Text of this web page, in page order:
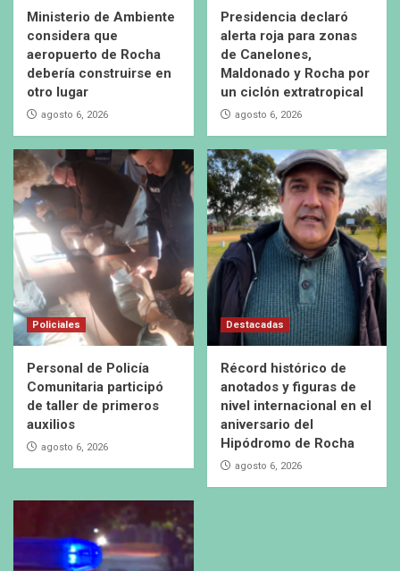
Ministerio de Ambiente
considera que
aeropuerto de Rocha
debería construirse en
otro lugar
agosto 6, 2026
Presidencia declaró
alerta roja para zonas
de Canelones,
Maldonado y Rocha por
un ciclón extratropical
agosto 6, 2026
Policiales
Personal de Policía
Comunitaria participó
de taller de primeros
auxilios
agosto 6, 2026
Destacadas
Récord histórico de
anotados y figuras de
nivel internacional en el
aniversario del
Hipódromo de Rocha
agosto 6, 2026